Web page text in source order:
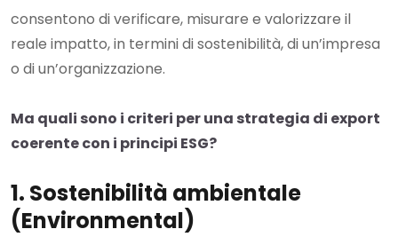
consentono di verificare, misurare e valorizzare il
reale impatto, in termini di sostenibilità, di un’impresa
o di un’organizzazione.
Ma quali sono i criteri per una strategia di export
coerente con i principi ESG?
1. Sostenibilità ambientale
(Environmental)